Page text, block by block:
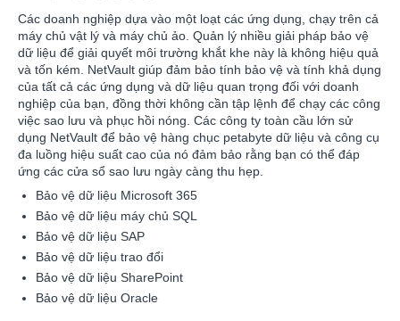
Các doanh nghiệp dựa vào một loạt các ứng dụng, chạy trên cả
máy chủ vật lý và máy chủ ảo. Quản lý nhiều giải pháp bảo vệ
dữ liệu để giải quyết môi trường khắt khe này là không hiệu quả
và tốn kém. NetVault giúp đảm bảo tính bảo vệ và tính khả dụng
của tất cả các ứng dụng và dữ liệu quan trọng đối với doanh
nghiệp của bạn, đồng thời không cần tập lệnh để chạy các công
việc sao lưu và phục hồi nóng. Các công ty toàn cầu lớn sử
dụng NetVault để bảo vệ hàng chục petabyte dữ liệu và công cụ
đa luồng hiệu suất cao của nó đảm bảo rằng bạn có thể đáp
ứng các cửa sổ sao lưu ngày càng thu hẹp.
Bảo vệ dữ liệu Microsoft 365
Bảo vệ dữ liệu máy chủ SQL
Bảo vệ dữ liệu SAP
Bảo vệ dữ liệu trao đổi
Bảo vệ dữ liệu SharePoint
Bảo vệ dữ liệu Oracle